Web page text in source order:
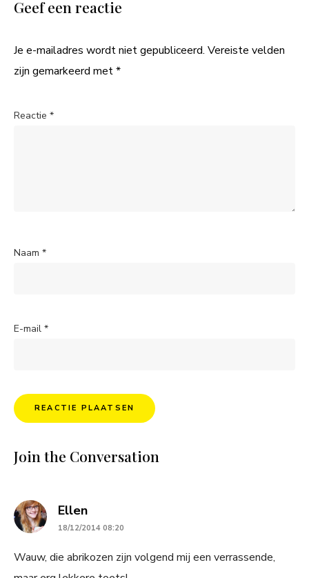
Geef een reactie
Je e-mailadres wordt niet gepubliceerd. Vereiste velden
zijn gemarkeerd met*
Reactie *
Naam *
E-mail *
Join the Conversation
Ellensays:
18/12/2014 08:20
Wauw, die abrikozen zijn volgend mij een verrassende,